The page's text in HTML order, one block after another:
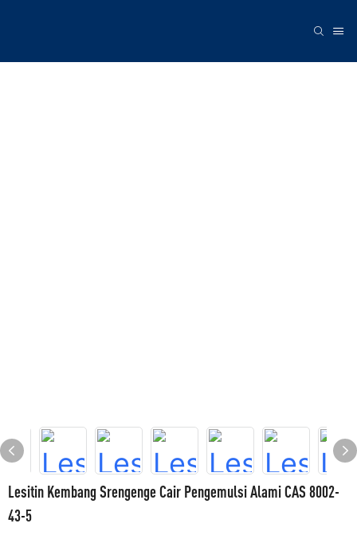
Lesitin Kembang Srengenge Cair Pengemulsi Alami CAS 8002-
43-5